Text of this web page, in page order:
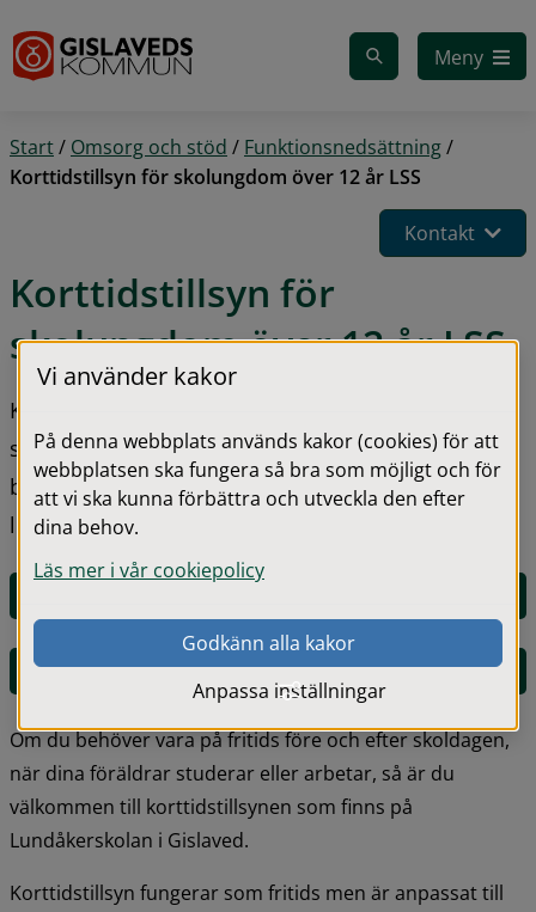
Meny
Start/ Omsorg och stöd / Funktionsnedsättning/
Korttidstillsyn för skolungdom över 12 år LSS
Kontakt
Korttidstillsyn för
skolungdom över 12 år LSS
Korttidstillsyn är till för skolungdomar över 12 år
som har en funktionsnedsättning och därför har
behov av tillsyn före eller efter skoltid, samt
lovdagar.
Blankett för ansökan om stöd enligt LSSpdf, 187.9 kB.
Om du behöver vara på fritids före och efter skoldagen,
när dina föräldrar studerar eller arbetar, så är du
välkommen till korttidstillsynen som finns på
Lundåkerskolan i Gislaved.
Korttidstillsyn fungerar som fritids men är anpassat till
Vi använder kakor
På denna webbplats används kakor (cookies) för att
webbplatsen ska fungera så bra som möjligt och för
att vi ska kunna förbättra och utveckla den efter
dina behov.
Läs mer i vår cookiepolicy
Godkänn alla kakor
Anpassa inställningar